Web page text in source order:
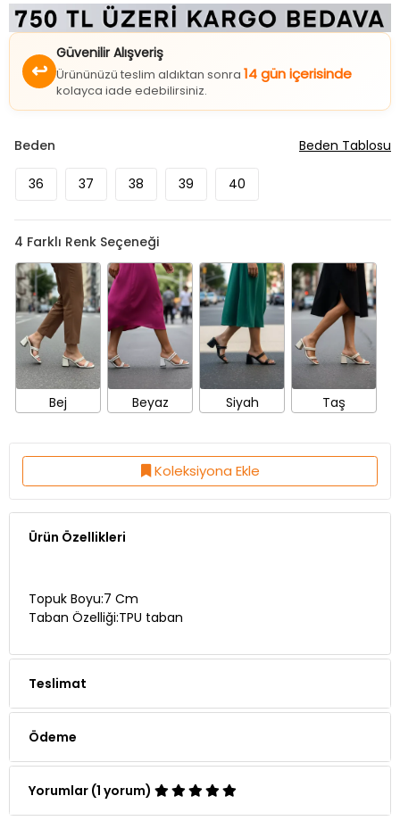
↩
Güvenilir Alışveriş
Ürününüzü teslim aldıktan sonra 14 gün içerisinde
kolayca iade edebilirsiniz.
Beden
36 37 38 39 40
Beden Tablosu
4 Farklı Renk Seçeneği
Bej Beyaz Siyah Taş
Koleksiyona Ekle
Ürün Özellikleri
Topuk Boyu:7 Cm
Taban Özelliği:TPU taban
Teslimat
Ödeme
Yorumlar (1 yorum)